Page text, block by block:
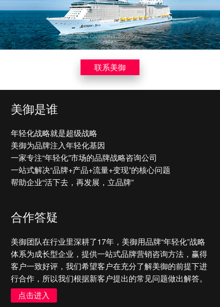
联系美御
美御是谁
年轻化战略就是超级战略
美御为品牌注入年轻化基因
一家专注“年轻化”市场的品牌战略咨询公司
一站式解决“品牌+产品+流量+变现”的核心问题
帮助企业“活下去，再发展，立品牌”
合作答疑
美御团队在行业里深耕了17年，美御用品牌“年轻化”战略
体系为成长型企业，提供一站式品牌营销咨询方法，赢得
客户一致好评，我们希望客户在充分了解美御的前提下进
行合作，所以我们根据新客户提出的常见问题做出解答。
点击进入